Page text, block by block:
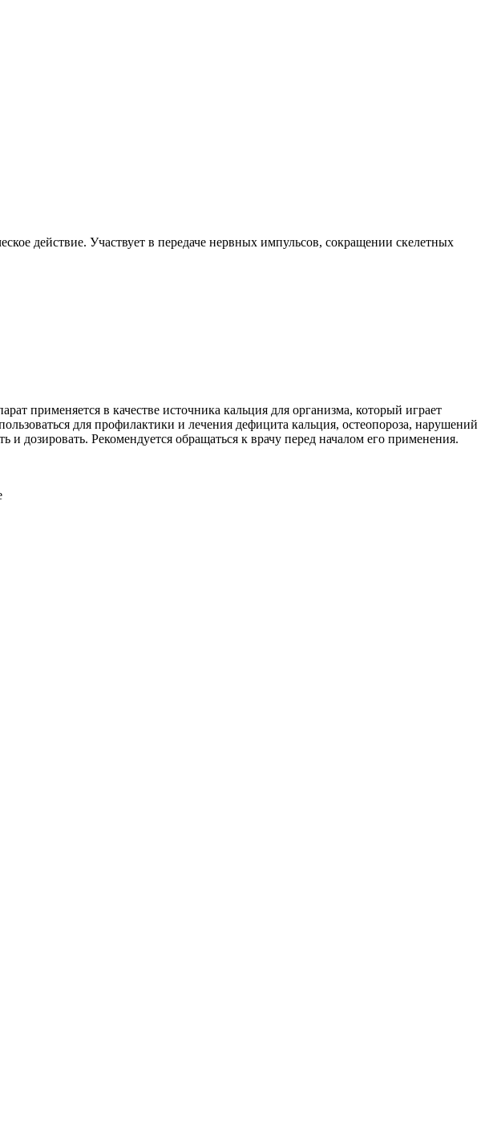
действие. Участвует в передаче нервных импульсов, сокращении скелетных
применяется в качестве источника кальция для организма, который играет
для профилактики и лечения дефицита кальция, остеопороза, нарушений
дозировать. Рекомендуется обращаться к врачу перед началом его применения.